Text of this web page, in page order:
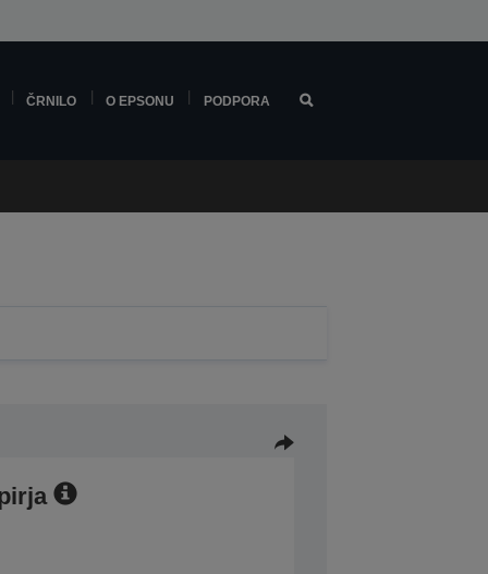
ČRNILO O EPSONU PODPORA